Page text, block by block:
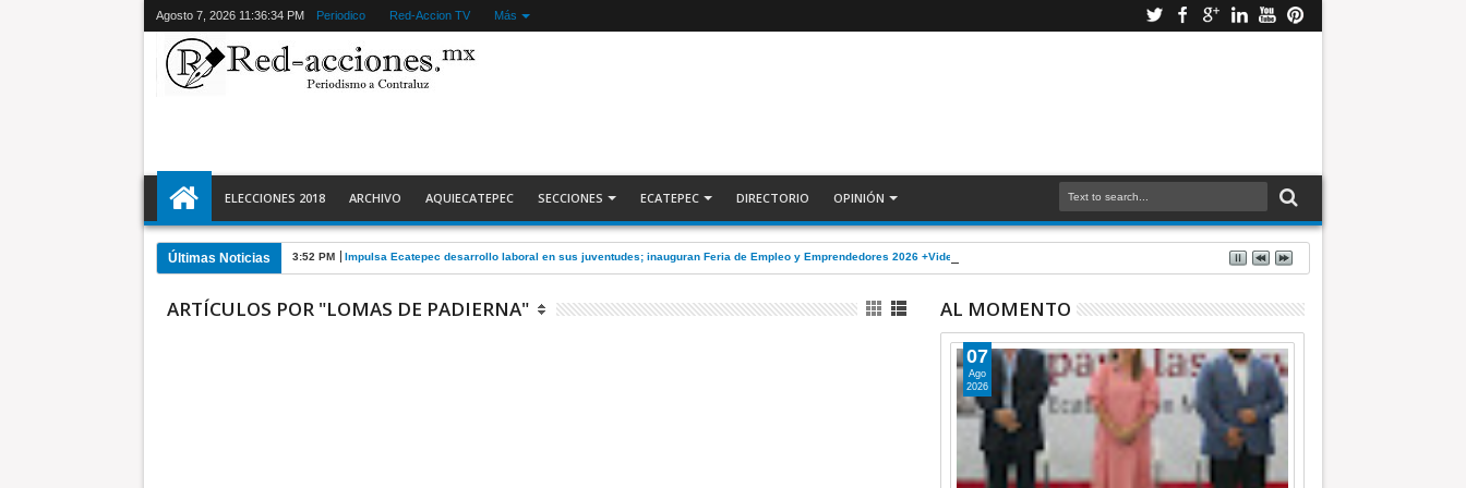
Agosto 7, 2026 11:36:35 PM Periodico Red-Accion TV Más
ELECCIONES 2018 ARCHIVO AQUIECATEPEC SECCIONES ECATEPEC DIRECTORIO OPINIÓN
Últimas Noticias 3:52 PM Impulsa Ecatepec desarrollo laboral en sus juventudes; inauguran Feria de Empleo y Emprendedores 2026 +Video | INFORMATIVA
ARTÍCULOS POR "LOMAS DE PADIERNA" AL MOMENTO
07
Ago
2026